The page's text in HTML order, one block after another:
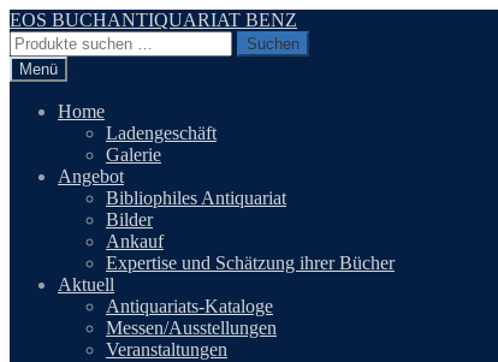
Zur
Navigation
springen
Zum
Inhalt
springen
EOS BUCHANTIQUARIAT BENZ
Suchen
nach:
Suchen
Menü
Home
Ladengeschäft
Galerie
Angebot
Bibliophiles Antiquariat
Bilder
Ankauf
Expertise und Schätzung ihrer Bücher
Aktuell
Antiquariats-Kataloge
Messen/Ausstellungen
Veranstaltungen